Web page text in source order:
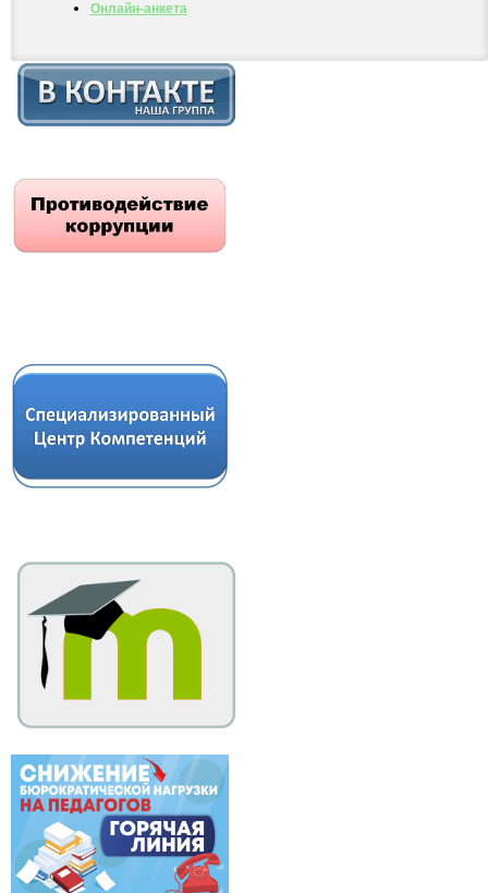
Онлайн-анкета